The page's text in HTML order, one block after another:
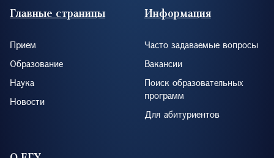
Footer (RUS)
Главные страницы
Прием
Образование
Наука
Новости
Информация
Часто задаваемые вопросы
Вакансии
Поиск образовательных
программ
Для абитуриентов